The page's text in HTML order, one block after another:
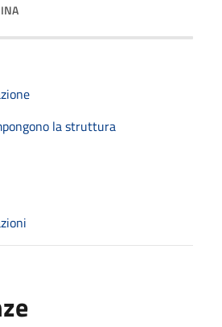
la struttura